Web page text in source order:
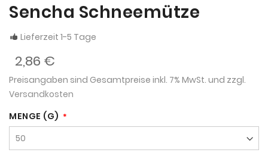
Sencha Schneemütze
Lieferzeit 1-5 Tage
2,86 €
Preisangaben sind Gesamtpreise inkl. 7% MwSt. und zzgl.
Versandkosten
MENGE (G)